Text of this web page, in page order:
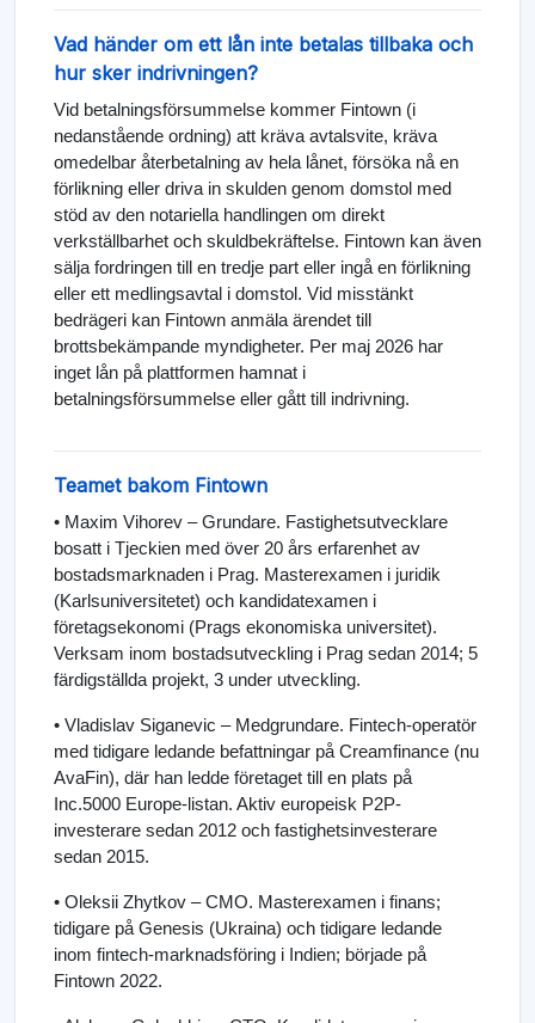
Vad händer om ett lån inte betalas tillbaka och
hur sker indrivningen?
Vid betalningsförsummelse kommer Fintown (i
nedanstående ordning) att kräva avtalsvite, kräva
omedelbar återbetalning av hela lånet, försöka nå en
förlikning eller driva in skulden genom domstol med
stöd av den notariella handlingen om direkt
verkställbarhet och skuldbekräftelse. Fintown kan även
sälja fordringen till en tredje part eller ingå en förlikning
eller ett medlingsavtal i domstol. Vid misstänkt
bedrägeri kan Fintown anmäla ärendet till
brottsbekämpande myndigheter. Per maj 2026 har
inget lån på plattformen hamnat i
betalningsförsummelse eller gått till indrivning.
Teamet bakom Fintown
• Maxim Vihorev – Grundare. Fastighetsutvecklare
bosatt i Tjeckien med över 20 års erfarenhet av
bostadsmarknaden i Prag. Masterexamen i juridik
(Karlsuniversitetet) och kandidatexamen i
företagsekonomi (Prags ekonomiska universitet).
Verksam inom bostadsutveckling i Prag sedan 2014; 5
färdigställda projekt, 3 under utveckling.
• Vladislav Siganevic – Medgrundare. Fintech-operatör
med tidigare ledande befattningar på Creamfinance (nu
AvaFin), där han ledde företaget till en plats på
Inc.5000 Europe-listan. Aktiv europeisk P2P-
investerare sedan 2012 och fastighetsinvesterare
sedan 2015.
• Oleksii Zhytkov – CMO. Masterexamen i finans;
tidigare på Genesis (Ukraina) och tidigare ledande
inom fintech-marknadsföring i Indien; började på
Fintown 2022.